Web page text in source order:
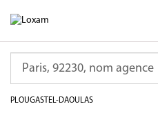
PLOUGASTEL-DAOULAS